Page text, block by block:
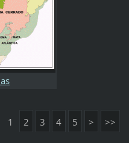
1 2 3 4 5 > >>